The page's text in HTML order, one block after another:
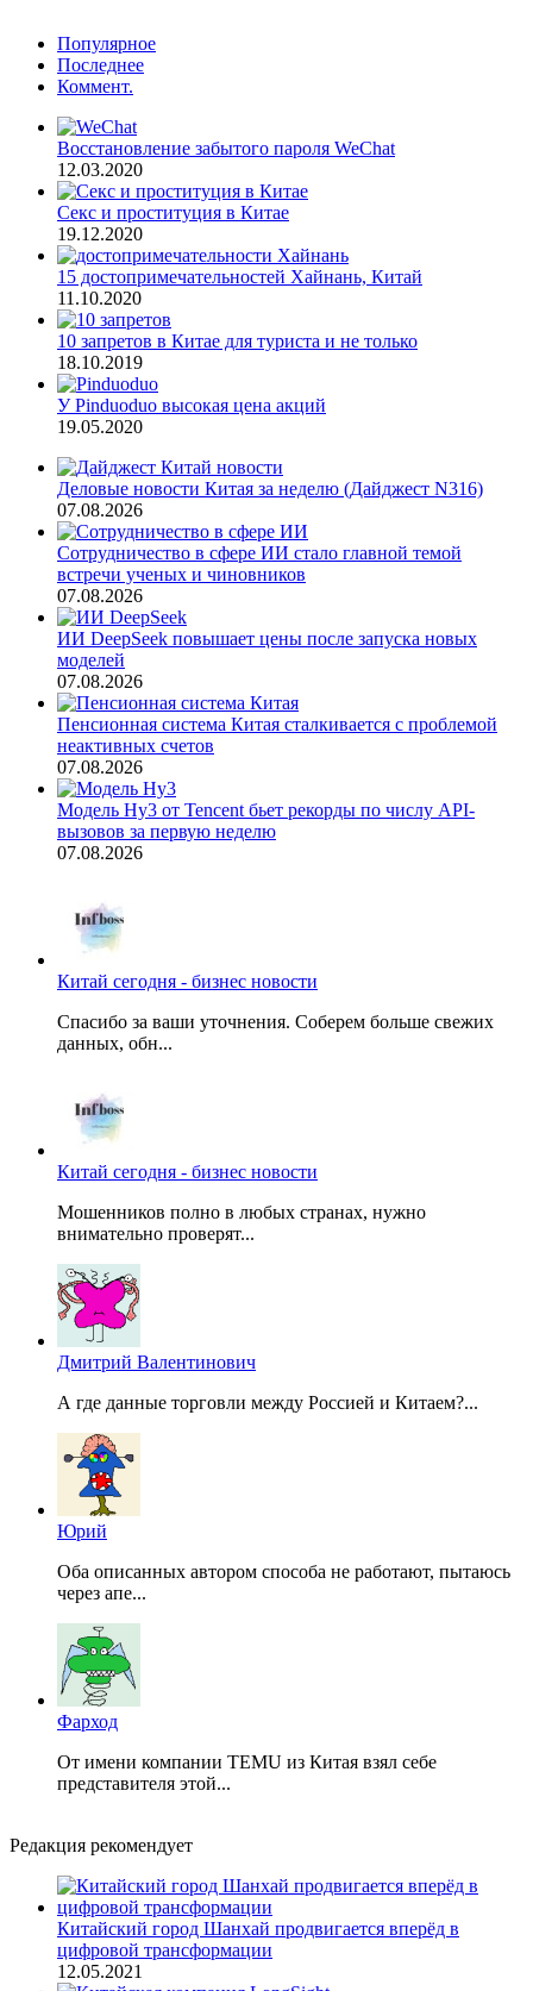
Популярное
Последнее
Коммент.
Восстановление забытого пароля WeChat
12.03.2020
Секс и проституция в Китае
19.12.2020
15 достопримечательностей Хайнань, Китай
11.10.2020
10 запретов в Китае для туриста и не только
18.10.2019
У Pinduoduo высокая цена акций
19.05.2020
Деловые новости Китая за неделю (Дайджест N316)
07.08.2026
Сотрудничество в сфере ИИ стало главной темой
встречи ученых и чиновников
07.08.2026
ИИ DeepSeek повышает цены после запуска новых
моделей
07.08.2026
Пенсионная система Китая сталкивается с проблемой
неактивных счетов
07.08.2026
Модель Hy3 от Tencent бьет рекорды по числу API-
вызовов за первую неделю
07.08.2026
Китай сегодня - бизнес новости
Спасибо за ваши уточнения. Соберем больше свежих
данных, обн...
Китай сегодня - бизнес новости
Мошенников полно в любых странах, нужно
внимательно проверят...
Дмитрий Валентинович
А где данные торговли между Россией и Китаем?...
Юрий
Оба описанных автором способа не работают, пытаюсь
через апе...
Фарход
От имени компании TEMU из Китая взял себе
представителя этой...
Редакция рекомендует
Китайский город Шанхай продвигается вперёд в
цифровой трансформации
12.05.2021